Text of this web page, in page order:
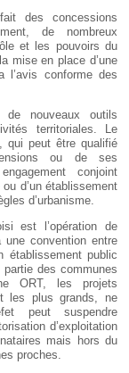
des concessions
de nombreux
et les pouvoirs du
mise en place d’une
l’avis conforme des
nouveaux outils
territoriales. Le
qui peut être qualifié
ou de ses
conjoint
d’un établissement
d’urbanisme.
est l’opération de
convention entre
établissement public
des communes
ORT, les projets
les plus grands, ne
peut suspendre
d’exploitation
mais hors du
proches.